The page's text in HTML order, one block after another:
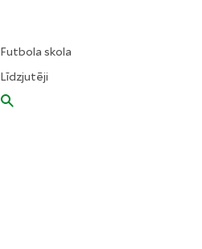
Futbola skola
Līdzjutēji